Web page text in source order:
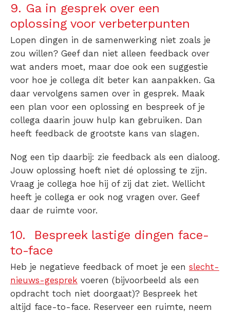
9. Ga in gesprek over een
oplossing voor verbeterpunten
Lopen dingen in de samenwerking niet zoals je
zou willen? Geef dan niet alleen feedback over
wat anders moet, maar doe ook een suggestie
voor hoe je collega dit beter kan aanpakken. Ga
daar vervolgens samen over in gesprek. Maak
een plan voor een oplossing en bespreek of je
collega daarin jouw hulp kan gebruiken. Dan
heeft feedback de grootste kans van slagen.
Nog een tip daarbij: zie feedback als een dialoog.
Jouw oplossing hoeft niet dé oplossing te zijn.
Vraag je collega hoe hij of zij dat ziet. Wellicht
heeft je collega er ook nog vragen over. Geef
daar de ruimte voor.
10. Bespreek lastige dingen face-
to-face
Heb je negatieve feedback of moet je een slecht-
nieuws-gesprek voeren (bijvoorbeeld als een
opdracht toch niet doorgaat)? Bespreek het
altijd face-to-face. Reserveer een ruimte, neem